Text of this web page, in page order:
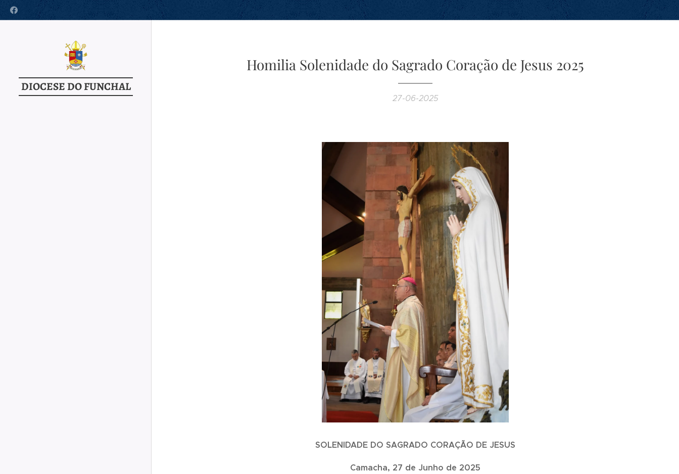
DIOCESE DO FUNCHAL
Homilia Solenidade do Sagrado Coração de Jesus 2025
27-06-2025
SOLENIDADE DO SAGRADO CORAÇÃO DE JESUS
Camacha, 27 de Junho de 2025